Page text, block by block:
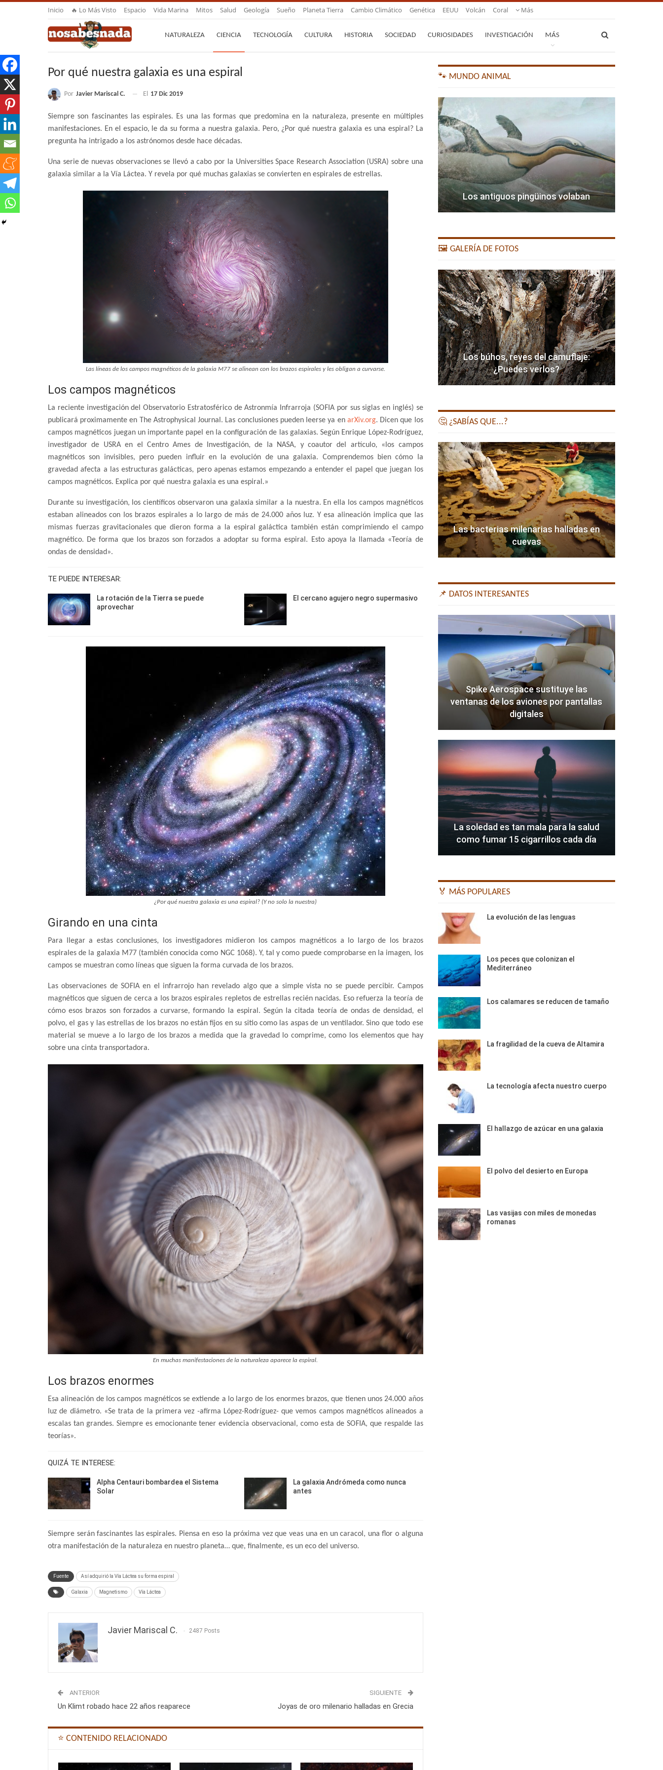
Inicio 🔥 Lo Más Visto Espacio Vida Marina Mitos Salud Geología Sueño Planeta Tierra Cambio Climático Genética EEUU Volcán Coral Más
NATURALEZA CIENCIA TECNOLOGÍA CULTURA HISTORIA SOCIEDAD CURIOSIDADES INVESTIGACIÓN MÁS
Por qué nuestra galaxia es una espiral
Por Javier Mariscal C. El 17 Dic 2019
Siempre son fascinantes las espirales. Es una las formas que predomina en la naturaleza, presente en múltiples
manifestaciones. En el espacio, le da su forma a nuestra galaxia. Pero, ¿Por qué nuestra galaxia es una espiral? La
pregunta ha intrigado a los astrónomos desde hace décadas.
Una serie de nuevas observaciones se llevó a cabo por la Universities Space Research Association (USRA) sobre una
galaxia similar a la Vía Láctea. Y revela por qué muchas galaxias se convierten en espirales de estrellas.
Las líneas de los campos magnéticos de la galaxia M77 se alinean con los brazos espirales y les obligan a curvarse.
Los campos magnéticos
La reciente investigación del Observatorio Estratosférico de Astronmía Infrarroja (SOFIA por sus siglas en inglés) se
publicará proximamente en The Astrophysical Journal. Las conclusiones pueden leerse ya en arXiv.org. Dicen que los
campos magnéticos juegan un importante papel en la configuración de las galaxias. Según Enrique López-Rodríguez,
investigador de USRA en el Centro Ames de Investigación, de la NASA, y coautor del artículo, «los campos
magnéticos son invisibles, pero pueden influir en la evolución de una galaxia. Comprendemos bien cómo la
gravedad afecta a las estructuras galácticas, pero apenas estamos empezando a entender el papel que juegan los
campos magnéticos. Explica por qué nuestra galaxia es una espiral.»
Durante su investigación, los científicos observaron una galaxia similar a la nuestra. En ella los campos magnéticos
estaban alineados con los brazos espirales a lo largo de más de 24.000 años luz. Y esa alineación implica que las
mismas fuerzas gravitacionales que dieron forma a la espiral galáctica también están comprimiendo el campo
magnético. De forma que los brazos son forzados a adoptar su forma espiral. Esto apoya la llamada «Teoría de
ondas de densidad».
TE PUEDE INTERESAR:
La rotación de la Tierra se puede
aprovechar
El cercano agujero negro supermasivo
¿Por qué nuestra galaxia es una espiral? (Y no solo la nuestra)
Girando en una cinta
Para llegar a estas conclusiones, los investigadores midieron los campos magnéticos a lo largo de los brazos
espirales de la galaxia M77 (también conocida como NGC 1068). Y, tal y como puede comprobarse en la imagen, los
campos se muestran como líneas que siguen la forma curvada de los brazos.
Las observaciones de SOFIA en el infrarrojo han revelado algo que a simple vista no se puede percibir. Campos
magnéticos que siguen de cerca a los brazos espirales repletos de estrellas recién nacidas. Eso refuerza la teoría de
cómo esos brazos son forzados a curvarse, formando la espiral. Según la citada teoría de ondas de densidad, el
polvo, el gas y las estrellas de los brazos no están fijos en su sitio como las aspas de un ventilador. Sino que todo ese
material se mueve a lo largo de los brazos a medida que la gravedad lo comprime, como los elementos que hay
sobre una cinta transportadora.
En muchas manifestaciones de la naturaleza aparece la espiral.
Los brazos enormes
Esa alineación de los campos magnéticos se extiende a lo largo de los enormes brazos, que tienen unos 24.000 años
luz de diámetro. «Se trata de la primera vez -afirma López-Rodríguez- que vemos campos magnéticos alineados a
escalas tan grandes. Siempre es emocionante tener evidencia observacional, como esta de SOFIA, que respalde las
teorías».
QUIZÁ TE INTERESE:
Alpha Centauri bombardea el Sistema
Solar
La galaxia Andrómeda como nunca
antes
Siempre serán fascinantes las espirales. Piensa en eso la próxima vez que veas una en un caracol, una flor o alguna
otra manifestación de la naturaleza en nuestro planeta… que, finalmente, es un eco del universo.
Fuente Así adquirió la Vía Láctea su forma espiral
Galaxia Magnetismo Vía Láctea
Javier Mariscal C. 2487 Posts
ANTERIOR
Un Klimt robado hace 22 años reaparece
SIGUIENTE
Joyas de oro milenario halladas en Grecia
⭐ CONTENIDO RELACIONADO
🐾 MUNDO ANIMAL
Los antiguos pingüinos volaban
🖼️ GALERÍA DE FOTOS
Los búhos, reyes del camuflaje:
¿Puedes verlos?
🤔 ¿SABÍAS QUE...?
Las bacterias milenarias halladas en
cuevas
📌 DATOS INTERESANTES
Spike Aerospace sustituye las
ventanas de los aviones por pantallas
digitales
La soledad es tan mala para la salud
como fumar 15 cigarrillos cada día
🏅 MÁS POPULARES
La evolución de las lenguas
Los peces que colonizan el
Mediterráneo
Los calamares se reducen de tamaño
La fragilidad de la cueva de Altamira
La tecnología afecta nuestro cuerpo
El hallazgo de azúcar en una galaxia
El polvo del desierto en Europa
Las vasijas con miles de monedas
romanas